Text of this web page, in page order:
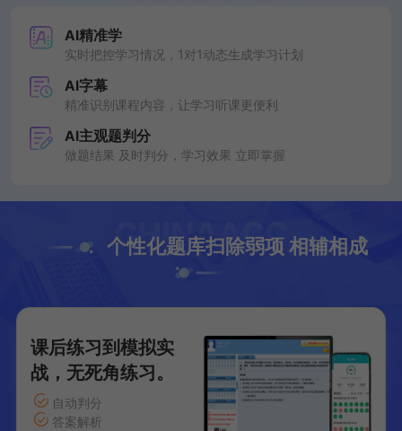
AI精准学
实时把控学习情况，1对1动态生成学习计划
AI字幕
精准识别课程内容，让学习听课更便利
AI主观题判分
做题结果 及时判分，学习效果 立即掌握
个性化题库扫除弱项 相辅相成
课后练习到模拟实
战，无死角练习。
自动判分
答案解析